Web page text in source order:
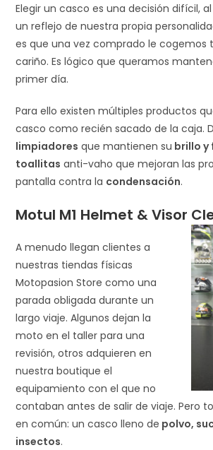
Elegir un casco es una decisión difícil,
un reflejo de nuestra propia
es que una vez comprado le cogemos
cariño. Es lógico que queramos
primer día.
Para ello existen múltiples productos
casco como recién sacado de la caja.
limpiadores que mantienen su brillo y
toallitas anti-vaho que mejoran las
pantalla contra la condensación.
Motul M1 Helmet & Visor
A menudo llegan clientes a
nuestras tiendas físicas
Motopasion Store como una
parada obligada durante un
largo viaje. Algunos dejan la
moto en el taller para una
revisión, otros adquieren en
nuestra boutique el
equipamiento con el que no
contaban antes de salir de viaje. Pero
en común: un casco lleno de polvo,
insectos.